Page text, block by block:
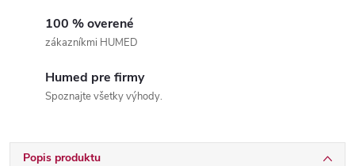
100 % overené
zákazníkmi HUMED
Humed pre firmy
Spoznajte všetky výhody.
Popis produktu